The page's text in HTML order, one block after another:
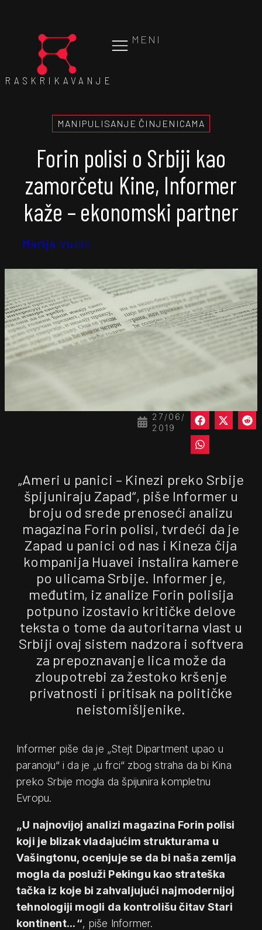
MENI
RASKRIKAVANJE
MANIPULISANJE ČINJENICAMA
Forin polisi o Srbiji kao
zamorčetu Kine, Informer
kaže – ekonomski partner
Marija Vučić
27/06/
2019
„Ameri u panici – Kinezi preko Srbije
špijuniraju Zapad“, piše Informer u
broju od srede prenoseći analizu
magazina Forin polisi, tvrdeći da je
Zapad u panici od nas i Kineza čija
kompanija Huavei instalira kamere
po ulicama Srbije. Informer je,
međutim, iz analize Forin polisija
potpuno izostavio kritičke delove
teksta o tome da autoritarna vlast u
Srbiji ovaj sistem nadzora i softvera
za prepoznavanje lica može da
zloupotrebi za žestoko kršenje
privatnosti i pritisak na političke
neistomišljenike.
Informer piše da je „Stejt Dipartment upao u
paranoju“ i da je „u frci“ zbog straha da bi Kina
preko Srbije mogla da špijunira kompletnu
Evropu.
„U najnovijoj analizi magazina Forin polisi
koji je blizak vladajućim strukturama u
Vašingtonu, ocenjuje se da bi naša zemlja
mogla da posluži Pekingu kao strateška
tačka iz koje bi zahvaljujući najmodernijoj
tehnologiji mogli da kontrolišu čitav Stari
kontinent… “, piše Informer.